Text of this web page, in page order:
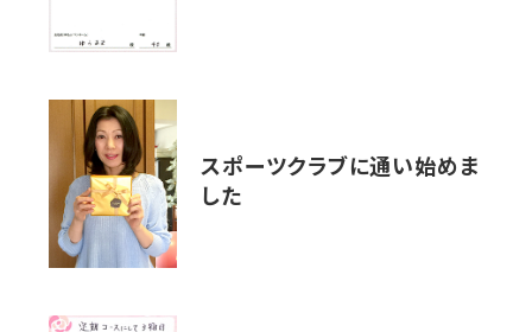
スポーツクラブに通い始めま
した